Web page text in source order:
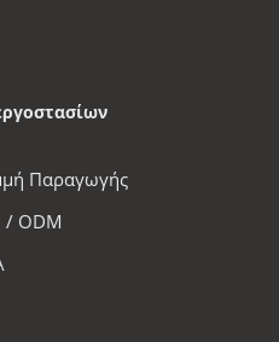
Παραγωγής
/ ODM